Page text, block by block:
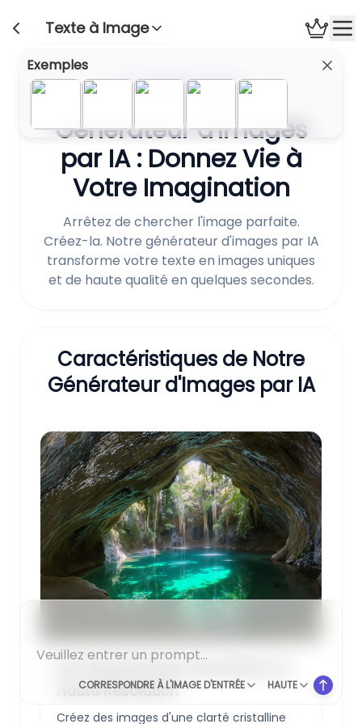
Texte à Image
CORRESPONDRE À L'IMAGE D'ENTRÉE HAUTE
✨ Générateur d'Art IA
Générateur d'Images
par IA : Donnez Vie à
Votre Imagination
Arrêtez de chercher l'image parfaite.
Créez-la. Notre générateur d'images par IA
transforme votre texte en images uniques
et de haute qualité en quelques secondes.
Caractéristiques de Notre
Générateur d'Images par IA
Des Résultats Époustouflants en
Haute Résolution
Créez des images d'une clarté cristalline
Exemples